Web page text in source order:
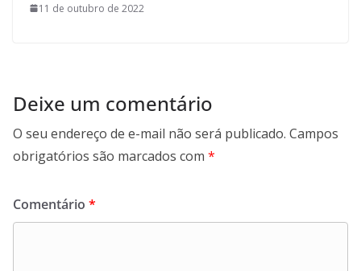
11 de outubro de 2022
Deixe um comentário
O seu endereço de e-mail não será publicado. Campos
obrigatórios são marcados com *
Comentário *